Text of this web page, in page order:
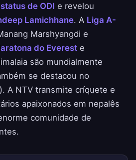
status de ODI e revelou
Lamichhane. A Liga A-
Marshyangdi e
do Everest e
são mundialmente
se destacou no
A NTV transmite críquete e
apaixonados em nepalês
comunidade de